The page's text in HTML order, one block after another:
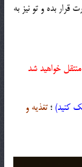
قرار بده و تو نیز به
خواهید شد
کنید)؛تغذیه و